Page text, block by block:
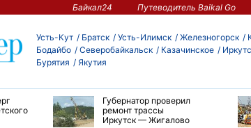
Байкал24 Путеводитель Baikal Go
Усть-Кут Братск Усть-Илимск Железногорск
Бодайбо
Северобайкальск Казачинское
Бурятия
Якутия
Губернатор проверил
ремонт трассы
Иркутск — Жигалово